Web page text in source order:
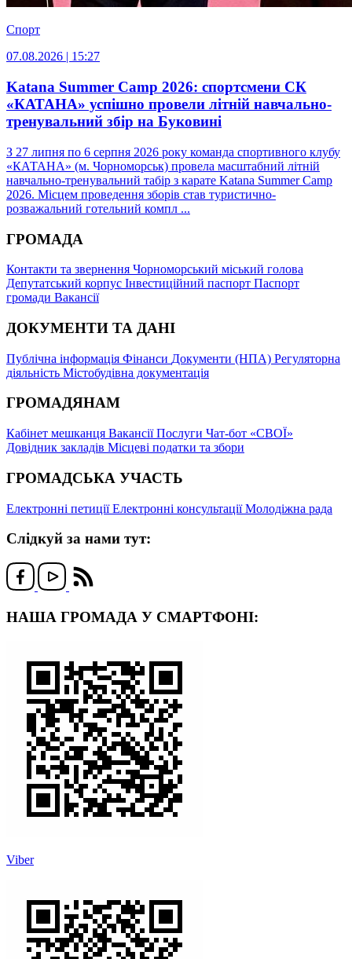
Спорт
07.08.2026 | 15:27
Katana Summer Camp 2026: спортсмени СК
«КАТАНА» успішно провели літній навчально-
тренувальний збір на Буковині
З 27 липня по 6 серпня 2026 року команда спортивного клубу
«КАТАНА» (м. Чорноморськ) провела масштабний літній
навчально-тренувальний табір з карате Katana Summer Camp
2026. Місцем проведення зборів став туристично-
розважальний готельний компл ...
ГРОМАДА
Контакти та звернення Чорноморський міський голова
Депутатський корпус Інвестиційний паспорт Паспорт
громади Вакансії
ДОКУМЕНТИ ТА ДАНІ
Публічна інформація Фінанси Документи (НПА) Регуляторна
діяльність Містобудівна документація
ГРОМАДЯНАМ
Кабінет мешканця ВакансіїПослуги Чат-бот «СВОЇ»
Довідник закладів Місцеві податки та збори
ГРОМАДСЬКА УЧАСТЬ
Електронні петиціїЕлектронні консультаціїМолодіжна рада
Слідкуй за нами тут:
НАША ГРОМАДА У СМАРТФОНІ:
Viber